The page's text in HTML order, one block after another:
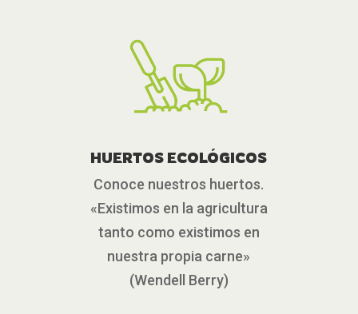
HUERTOS ECOLÓGICOS
Conoce nuestros huertos.
«Existimos en la agricultura
tanto como existimos en
nuestra propia carne»
(Wendell Berry)